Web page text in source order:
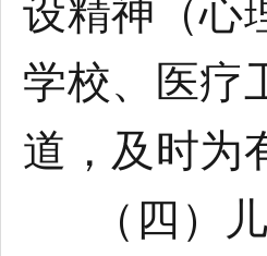
设精神（心
学校、医疗
道，及时为
（四）儿